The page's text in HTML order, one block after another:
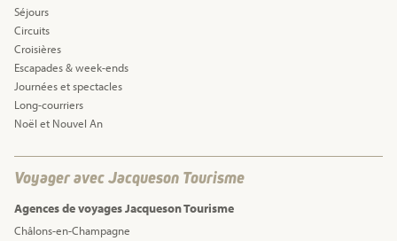
Séjours
Circuits
Croisières
Escapades & week-ends
Journées et spectacles
Long-courriers
Noël et Nouvel An
Voyager avec Jacqueson Tourisme
Agences de voyages Jacqueson Tourisme
Châlons-en-Champagne